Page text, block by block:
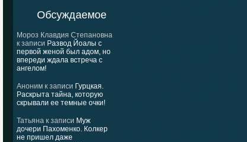
Обсуждаемое
Мороз Клавдия Степановна
к записи Развод Йоалы с
первой женой был адом, но
впереди ждала встреча с
ангелом!
Аноним к записи Гурцкая.
Раскрыта тайна, которую
скрывали ее темные очки!
Татьяна к записи Муж
дочери Пахоменко. Колкер
не пришел даже